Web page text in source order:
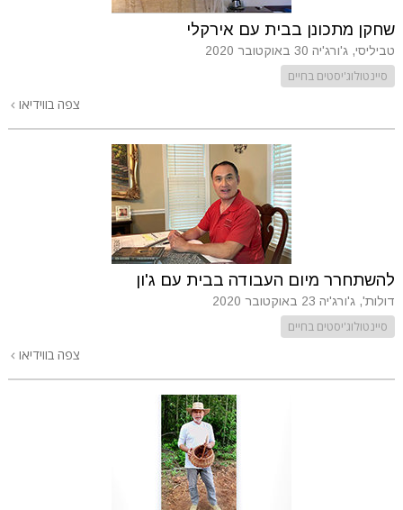
שחקן מתכונן בבית עם אירקלי
טביליסי, ג'ורג'יה 30 באוקטובר 2020
סיינטולוג'יסטים בחיים
צפה בווידיאו
להשתחרר מיום העבודה בבית עם ג'ון
דולות', ג'ורג'יה 23 באוקטובר 2020
סיינטולוג'יסטים בחיים
צפה בווידיאו